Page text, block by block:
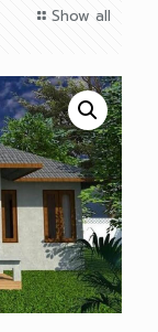
Show all